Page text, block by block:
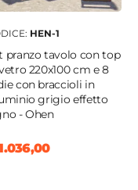
HEN-1
pranzo tavolo con top
220x100 cm e 8
con braccioli in
grigio effetto
- Ohen